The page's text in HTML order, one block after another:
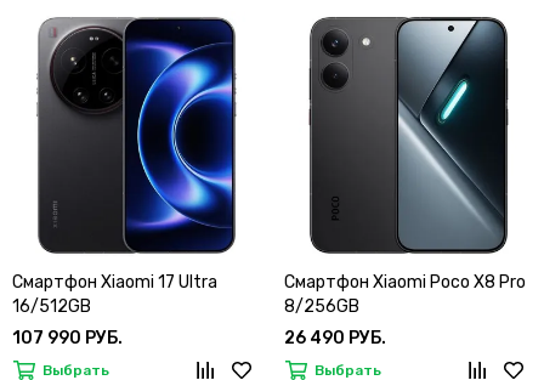
Смартфон Xiaomi 17 Ultra
16/512GB
107 990 РУБ.
Выбрать
Смартфон Xiaomi Poco X8 Pro
8/256GB
26 490 РУБ.
Выбрать